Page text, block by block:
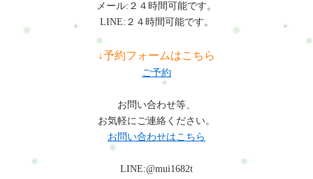
メール:２４時間可能です。
LINE:２４時間可能です。
↓予約フォームはこちら
ご予約
お問い合わせ等、
お気軽にご連絡ください。
お問い合わせはこちら
LINE:@mui1682t